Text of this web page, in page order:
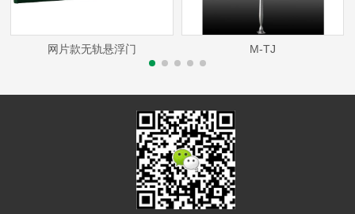
网片款无轨悬浮门 M-TJ